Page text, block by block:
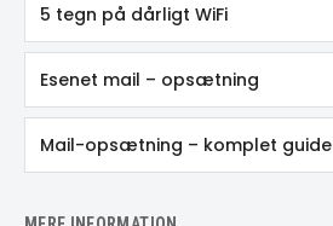
5 tegn på dårligt WiFi
Esenet mail – opsætning
Mail-opsætning – komplet guide